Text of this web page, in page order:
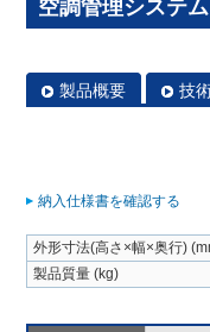
空調管理システ
製品概要 技
納入仕様書を確認する
外形寸法(高さ×幅×奥行)
製品質量 (kg)